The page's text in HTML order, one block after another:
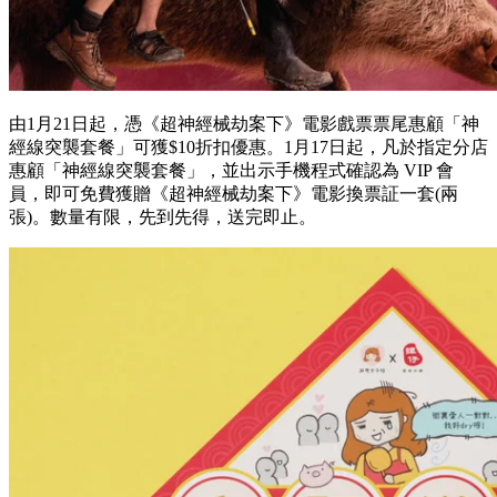
由1月21日起，憑《超神經械劫案下》電影戲票票尾惠顧「神
經線突襲套餐」可獲$10折扣優惠。1月17日起，凡於指定分店
惠顧「神經線突襲套餐」，並出示手機程式確認為 VIP 會
員，即可免費獲贈《超神經械劫案下》電影換票証一套(兩
張)。數量有限，先到先得，送完即止。